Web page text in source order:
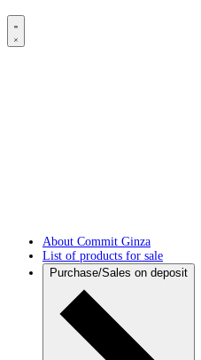
About Commit Ginza
List of products for sale
Purchase/Sales on deposit